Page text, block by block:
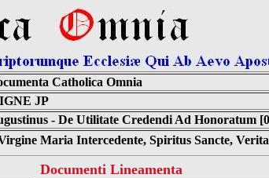
Catholica Omnia
JP
- De Utilitate Credendi Ad Honoratum
Maria Intercedente, Spiritus Sancte,
Documenti Lineamenta